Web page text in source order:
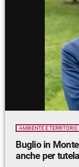
AMBIENTE E TERRITORIO
Buglio in
anche per